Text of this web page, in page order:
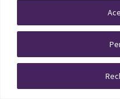
Tenemos experiencia
industriales en SEPES
(Cuenca); Senda de
Carmen (Motilla del
Clemente); Horcajo